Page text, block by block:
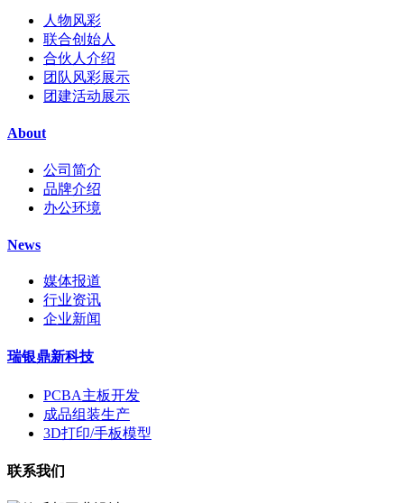
人物风彩
联合创始人
合伙人介绍
团队风彩展示
团建活动展示
About
公司简介
品牌介绍
办公环境
News
媒体报道
行业资讯
企业新闻
瑞银鼎新科技
PCBA主板开发
成品组装生产
3D打印/手板模型
联系我们